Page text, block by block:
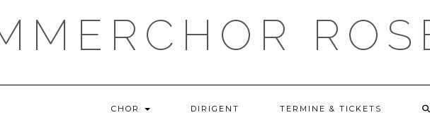
CHOR DIRIGENT TERMINE & TICKETS